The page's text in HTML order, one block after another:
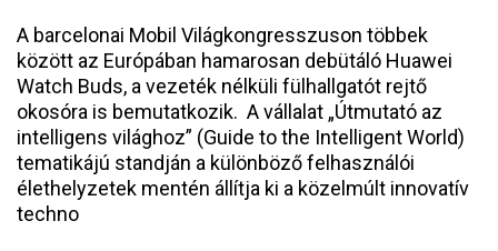
A barcelonai Mobil Világkongresszuson többek
között az Európában hamarosan debütáló Huawei
Watch Buds, a vezeték nélküli fülhallgatót rejtő
okosóra is bemutatkozik. A vállalat „Útmutató az
intelligens világhoz” (Guide to the Intelligent World)
tematikájú standján a különböző felhasználói
élethelyzetek mentén állítja ki a közelmúlt innovatív
techno